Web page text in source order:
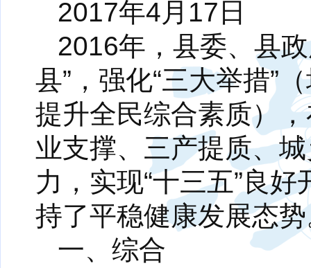
2017年4月17日
2016年，县委、县
县”，强化“三大举措”
提升全民综合素质）
业支撑、三产提质、
力，实现“十三五”良
持了平稳健康发展态
一、综合